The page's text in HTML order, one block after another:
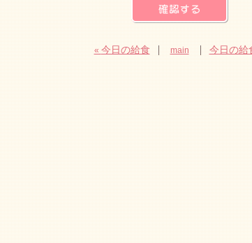
«今日の給食 main 今日の給